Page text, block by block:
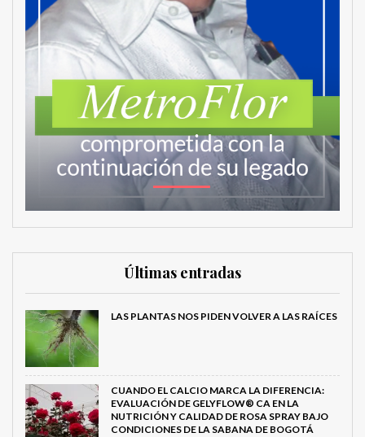
Últimas entradas
LAS PLANTAS NOS PIDEN VOLVER A LAS RAÍCES
CUANDO EL CALCIO MARCA LA DIFERENCIA:
EVALUACIÓN DE GELYFLOW® CA EN LA
NUTRICIÓN Y CALIDAD DE ROSA SPRAY BAJO
CONDICIONES DE LA SABANA DE BOGOTÁ